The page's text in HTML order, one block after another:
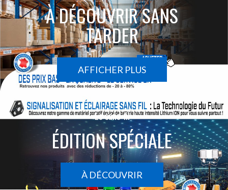
À DÉCOUVRIR SANS
TARDER
AFFICHER PLUS
Le sans-fil
ÉDITION SPÉCIALE
À DÉCOUVRIR